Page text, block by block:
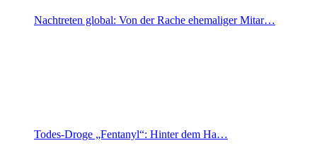
Nachtreten global: Von der Rache ehemaliger Mitar…
Todes-Droge „Fentanyl“: Hinter dem Ha…